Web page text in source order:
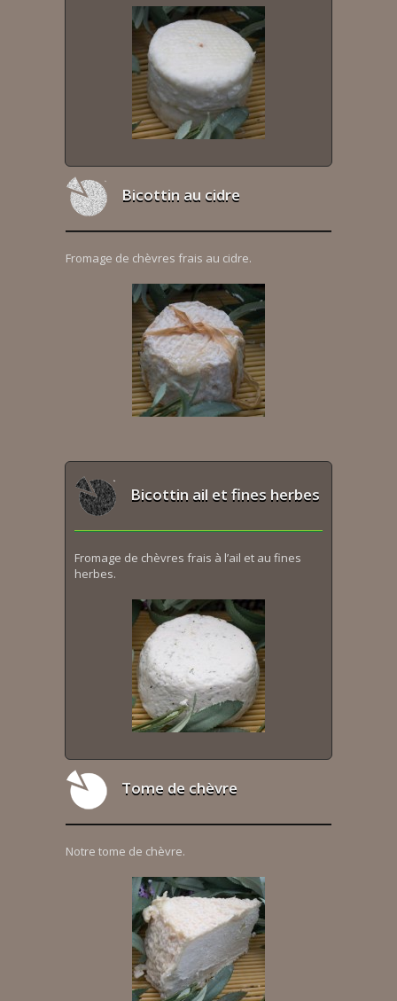
Bicottin au cidre
Fromage de chèvres frais au cidre.
Bicottin ail et fines herbes
Fromage de chèvres frais à l’ail et au fines
herbes.
Tome de chèvre
Notre tome de chèvre.